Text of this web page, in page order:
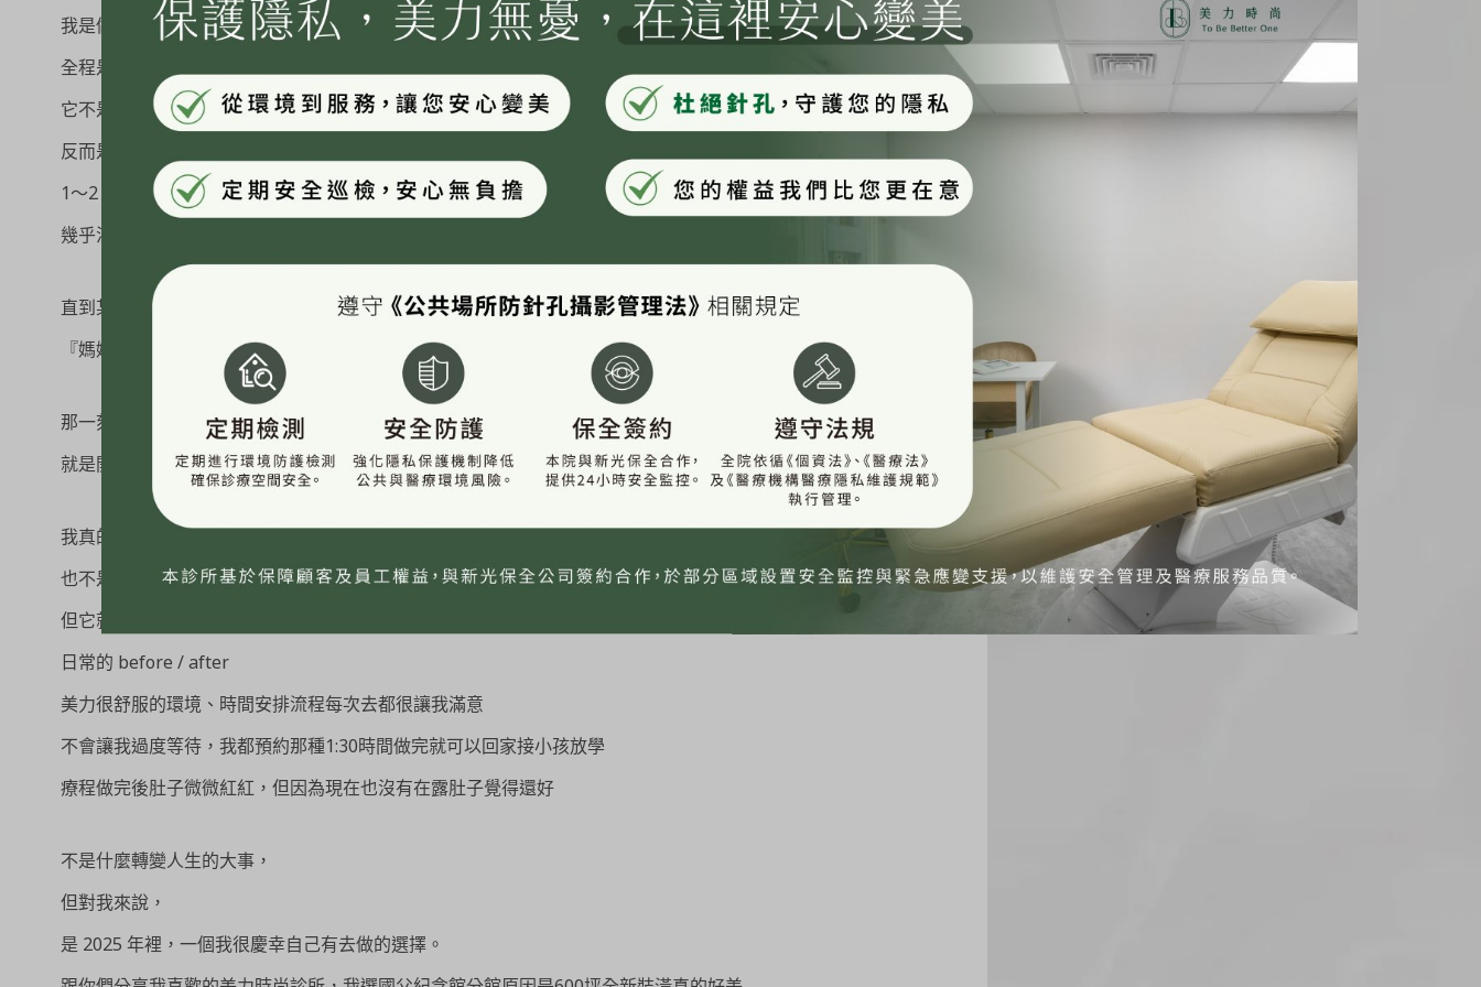
我是做兩個點因為肚子有點大
全程是40分鐘躺在那可以滑手機聊天的療程
它不是那種馬上有感的療程
反而是很慢、很安靜
1～2 個月的代謝期裡
幾乎沒有什麼戲劇性的變化
直到某一天孩子看著我換衣服說
『媽媽你寶寶不見了』
那一刻其實很單純，
就是開心。
我真的覺得我很認真生活
也不是不願意運動不願意好好吃東西
但它就是如此纏人，這段時間也順手記錄了一些畫面
日常的 before / after
美力很舒服的環境、時間安排流程每次去都很讓我滿意
不會讓我過度等待，我都預約那種1:30時間做完就可以回家接小孩放學
療程做完後肚子微微紅紅，但因為現在也沒有在露肚子覺得還好
不是什麼轉變人生的大事，
但對我來說，
是 2025 年裡，一個我很慶幸自己有去做的選擇。